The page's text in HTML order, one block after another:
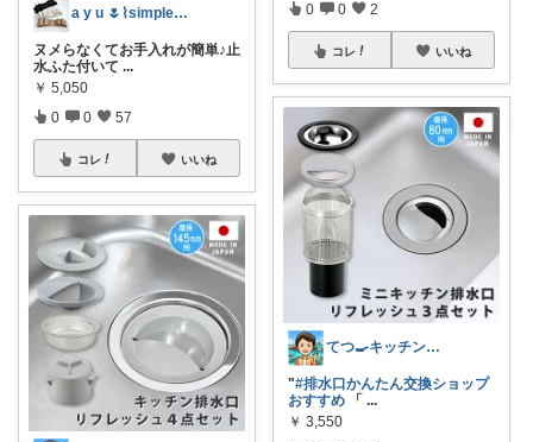
a y u 🌷⌇simple好き✧˖°
ヌメらなくてお手入れが簡単♪止
水ふた付いて ...
￥ 5,050
0 0 57
コレ いいね
0 0 2
コレ いいね
てつ🍳キッチンアイテム｜アイコン変更
"#排水口かんたん交換ショップ
おすすめ 「 ...
￥ 3,550